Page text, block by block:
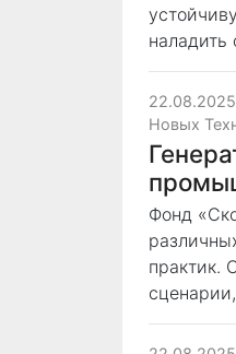
наладить
22.08.2025
Новых
Фонд
практик.